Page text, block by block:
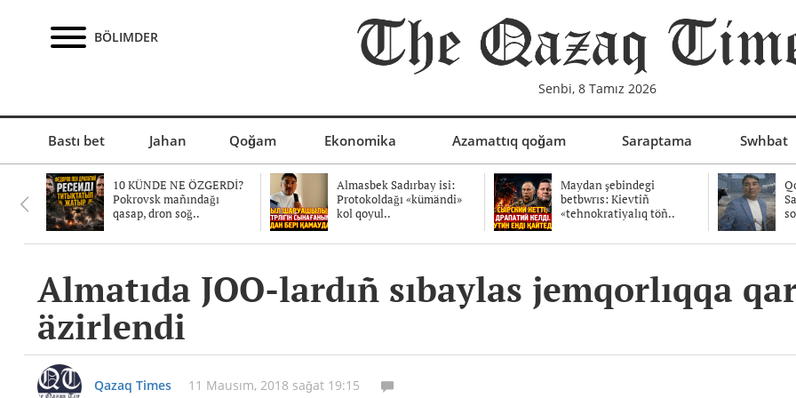
BÖLIMDER
Senbi, 8 Tamız 2026
Bastı bet Jahan Qoğam Ekonomika Azamattıq qoğam Saraptama Swhbat
10 KÜNDE NE ÖZGERDİ?
Pokrovsk mañındağı
qasap, dron soğ..
Almasbek Sadırbay isi:
Protokoldağı «kümändi»
kol qoyul..
Maydan şebindegi
betbwrıs: Kievtiñ
«tehnokratiyalıq töñ..
Almatıda JOO-lardıñ sıbaylas jemqorlıqqa
äzirlendi
Qazaq Times 11 Mausım, 2018 sağat 19:15